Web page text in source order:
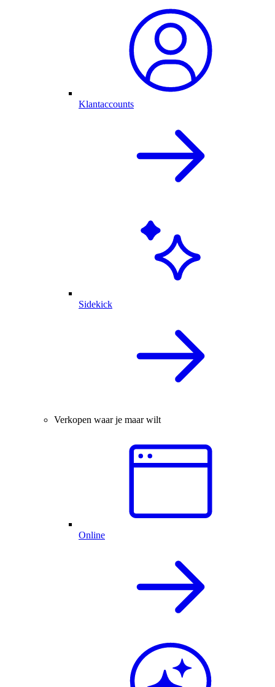
Klantaccounts
Sidekick
Verkopen waar je maar wilt
Online